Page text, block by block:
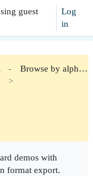
guest
Log
in
Browse by alphabet
demos with
format export.